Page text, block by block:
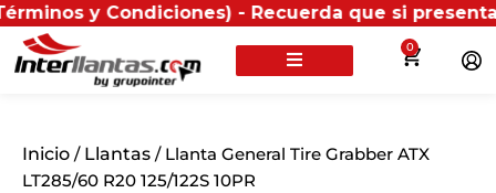
y Condiciones) - Recuerda que si presentas tu
0
Inicio / Llantas / Llanta General Tire Grabber ATX
LT285/60 R20 125/122S 10PR